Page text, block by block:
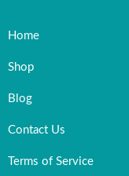
Home
Shop
Blog
Contact Us
Terms of Service